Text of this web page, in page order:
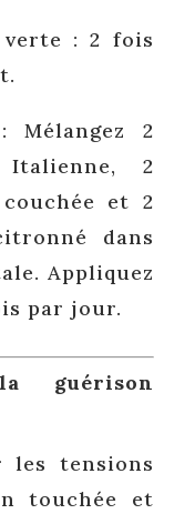
verte : 2 fois
Mélangez 2
Italienne, 2
et 2
dans
Appliquez
par jour.
guérison
les tensions
touchée et